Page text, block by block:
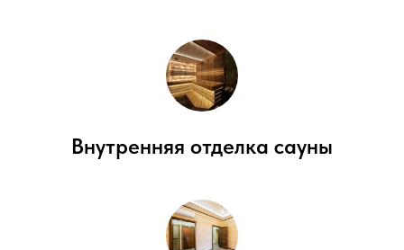
Внутренняя отделка сауны